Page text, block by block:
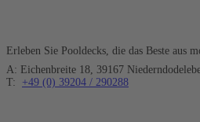
Erleben Sie Pooldecks, die das Beste aus
A: Eichenbreite 18, 39167
T: +49 (0) 39204 / 290288